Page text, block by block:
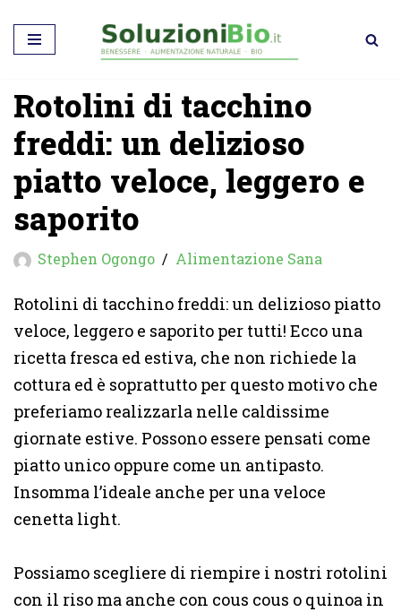
Vai
contenuto
Rotolini di tacchino
freddi: un delizioso
piatto veloce, leggero e
saporito
Stephen Ogongo Alimentazione Sana
Rotolini di tacchino freddi: un delizioso piatto
veloce, leggero e saporito per tutti! Ecco una
ricetta fresca ed estiva, che non richiede la
cottura ed è soprattutto per questo motivo che
preferiamo realizzarla nelle caldissime
giornate estive. Possono essere pensati come
piatto unico oppure come un antipasto.
Insomma l’ideale anche per una veloce
cenetta light.
Possiamo scegliere di riempire i nostri rotolini
con il riso ma anche con cous cous o quinoa in